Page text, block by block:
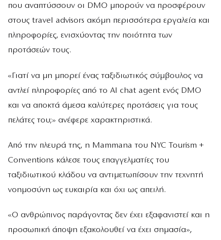
που αναπτύσσουν οι DMO μπορούν να προσφέρουν
στους travel advisors ακόμη περισσότερα εργαλεία και
πληροφορίες, ενισχύοντας την ποιότητα των
προτάσεών τους.
«Γιατί να μη μπορεί ένας ταξιδιωτικός σύμβουλος να
αντλεί πληροφορίες από το AI chat agent ενός DMO
και να αποκτά άμεσα καλύτερες προτάσεις για τους
πελάτες του;» ανέφερε χαρακτηριστικά.
Από την πλευρά της, η Mammana του NYC Tourism +
Conventions κάλεσε τους επαγγελματίες του
ταξιδιωτικού κλάδου να αντιμετωπίσουν την τεχνητή
νοημοσύνη ως ευκαιρία και όχι ως απειλή.
«Ο ανθρώπινος παράγοντας δεν έχει εξαφανιστεί και η
προσωπική άποψη εξακολουθεί να έχει σημασία»,